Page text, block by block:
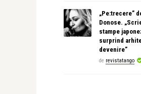
„Pe:trecere”
Donose.
stampe
surprind
devenire”
de revistatango